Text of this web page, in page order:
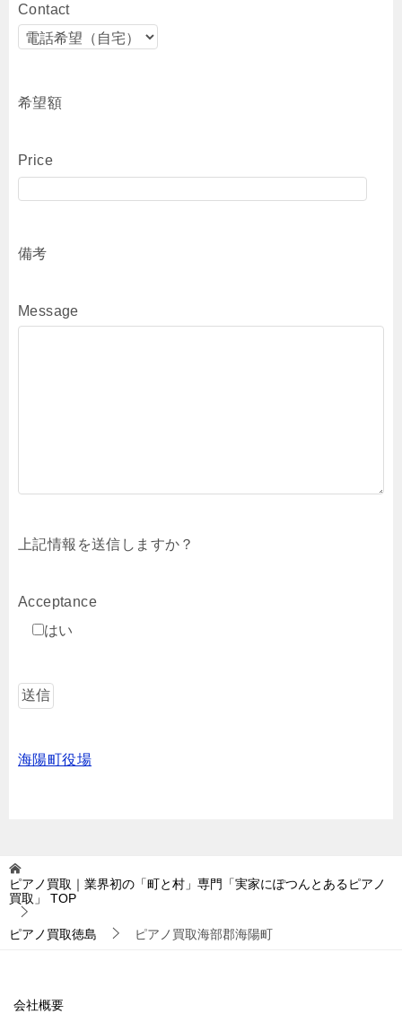
Contact
希望額
Price
備考
Message
上記情報を送信しますか？
Acceptance
はい
海陽町役場
ピアノ買取｜業界初の「町と村」専門「実家にぽつんとあるピアノ
買取」
TOP
ピアノ買取徳島 ピアノ買取海部郡海陽町
会社概要